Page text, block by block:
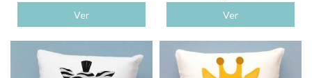
Ver Ver